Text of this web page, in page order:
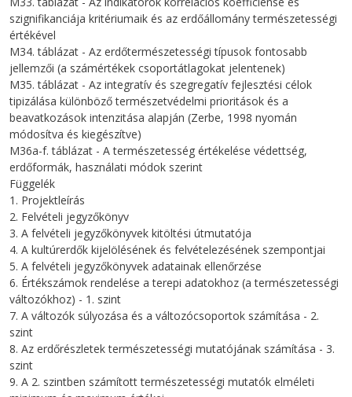
szignifikanciája kritériumaik és az erdőállomány természetességi
értékével
M34. táblázat - Az erdőtermészetességi típusok fontosabb
jellemzői (a számértékek csoportátlagokat jelentenek)
M35. táblázat - Az integratív és szegregatív fejlesztési célok
tipizálása különböző természetvédelmi prioritások és a
beavatkozások intenzitása alapján (Zerbe, 1998 nyomán
módosítva és kiegészítve)
M36a-f. táblázat - A természetesség értékelése védettség,
erdőformák, használati módok szerint
Függelék
1. Projektleírás
2. Felvételi jegyzőkönyv
3. A felvételi jegyzőkönyvek kitöltési útmutatója
4. A kultúrerdők kijelölésének és felvételezésének szempontjai
5. A felvételi jegyzőkönyvek adatainak ellenőrzése
6. Értékszámok rendelése a terepi adatokhoz (a természetességi
változókhoz) - 1. szint
7. A változók súlyozása és a változócsoportok számítása - 2.
szint
8. Az erdőrészletek természetességi mutatójának számítása - 3.
szint
9. A 2. szintben számított természetességi mutatók elméleti